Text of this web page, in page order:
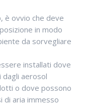
è ovvio che deve
in modo
da sorvegliare
installati dove
aerosol
o dove possono
aria immesso